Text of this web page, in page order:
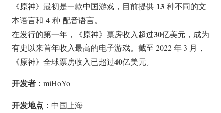
《原神》最初是一款中国游戏，目前提供 13 种不同的文
本语言和 4 种 配音语言。
在发行的第一年，《原神》票房收入超过30亿美元，成为
有史以来首年收入最高的电子游戏。截至 2022 年 3 月，
《原神》全球票房收入已超过40亿美元。
开发者： miHoYo
开发地点： 中国上海